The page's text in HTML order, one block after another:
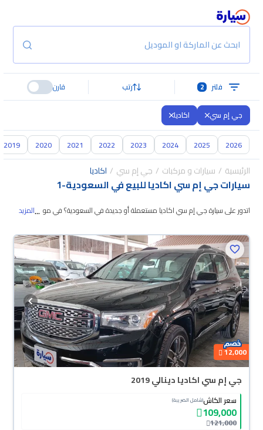
ابحث عن الماركة او الموديل
فلتر 2 رتب قارن
جي إم سي اكاديا
2026
2025
2024
2023
2022
2021
2020
2019
الرئيسية سيارات و مركبات جي إم سي اكاديا
سيارات جي إم سي اكاديا للبيع في السعودية-
1
اتدور على سيارة جي إم سي اكاديا مستعملة أو جديدة في السعودية؟ في موقع
جي إم سي اكاديا المستعملة مضمونة ومفحوصة بأكثر من 200 نقطة وتقدر
تجربها لمدة 10 أيام، وإن ما ناسبتك لأي سبب تقدر تسترجع كامل المبلغ خلال 10
أيام بكل سهولة. والسيارات الجديدة مضمونة بضمان الوكالة، تقدر تشتريها كاش أو
تقسيط، وتحجزها أونلاين، وبتوصلك لين باب بيتك.
...المزيد
12,000
جي إم سي اكاديا دينالي 2019
سعر الكاش(شامل الضريبة)
109,000
121,000